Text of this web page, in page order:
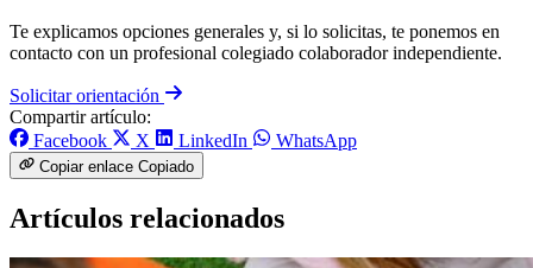
Te explicamos opciones generales y, si lo solicitas, te ponemos en
contacto con un profesional colegiado colaborador independiente.
Solicitar orientación
Compartir artículo:
Facebook
X LinkedIn WhatsApp
Copiar enlace Copiado
Artículos relacionados